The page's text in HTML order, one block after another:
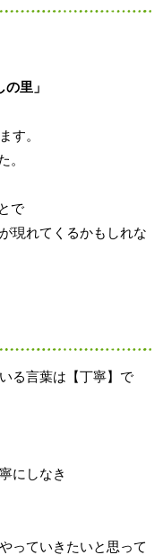
里」
す。
。
で
現れてくるかもしれな
る言葉は【丁寧】で
にしなき
っていきたいと思って